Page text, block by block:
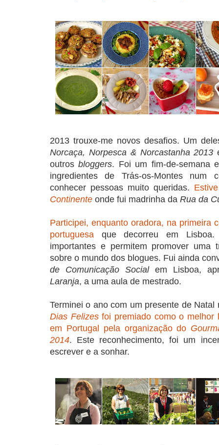
2013 trouxe-me novos desafios. Um
Norcaça, Norpesca & Norcastanha 2013
outrosbloggers. Foi um fim-de-semana
ingredientes de Trás-os-Montes
conhecer pessoas muito queridas.
Continente onde fui madrinha da Rua da
Participei, enquanto oradora, na primeira
portuguesa que decorreu em
importantes e permitem promover uma
sobre o mundo dos blogues. Fui ainda
de Comunicação Socialem Lisboa,
Laranja, a uma aula de mestrado.
Terminei o ano com um presente de
Dias Felizesfoi premiado como o
em Portugal pela organização do
2014. Este reconhecimento, foi um
escrever e a sonhar.